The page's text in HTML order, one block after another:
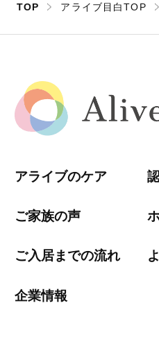
TOP アライブ目白TOP
アライブのケア
ご家族の声
ご入居までの流れ
企業情報